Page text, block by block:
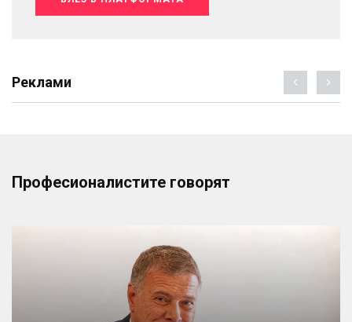
Реклами
Професионалистите говорят